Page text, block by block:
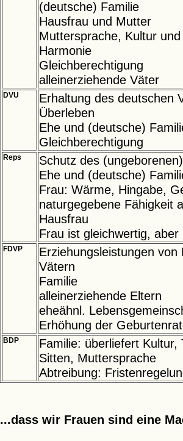
(deutsche) Familie
Hausfrau und Mutter
Muttersprache, Kultur
Harmonie
Gleichberechtigung
alleinerziehende Väter
DVU
Erhaltung des deutschen
Überleben
Ehe und (deutsche)
Gleichberechtigung
Reps
Schutz des
Ehe und (deutsche)
Frau: Wärme, Hingabe,
naturgegebene Fähigkeit
Hausfrau
Frau ist gleichwertig,
FDVP
Erziehungsleistungen von
Vätern
Familie
alleinerziehende Eltern
eheähnl.
Erhöhung der
BDP
Familie: überliefert Kultur,
Sitten, Muttersprache
Abtreibung:
...dass wir Frauen sind eine